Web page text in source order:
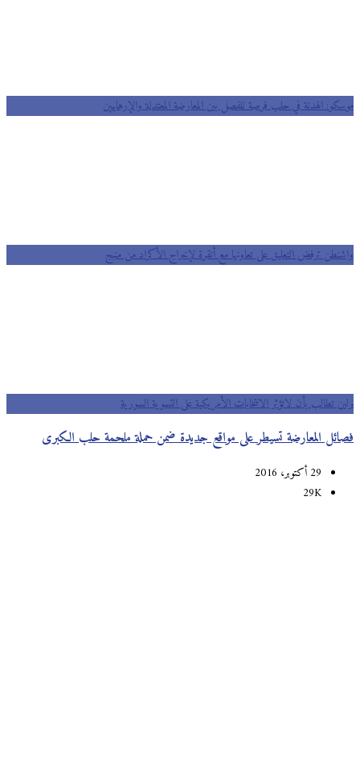
موسكو: الهدنة في حلب فرصة للفصل بين المعارضة المعتدلة والإرهابيين
واشنطن ترفض التعليق على تعاونها مع أنقرة لإخراج الأكراد من منبج
برلين تطالب بأن لاتؤثر الانتخابات الأمريكية على التسوية السورية
فصائل المعارضة تسيطر على مواقع جديدة ضمن حملة ملحمة حلب الكبرى
29 أكتوبر، 2016
29K